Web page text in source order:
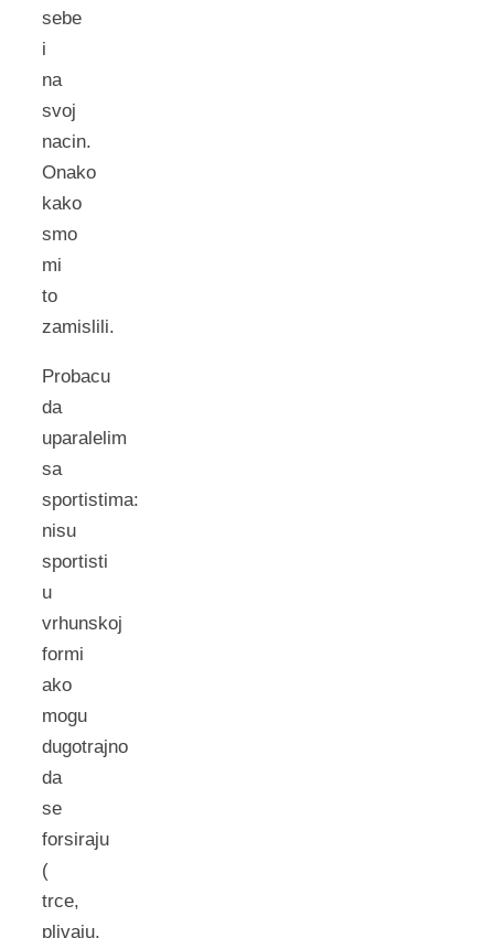
sebe
i
na
svoj
nacin.
Onako
kako
smo
mi
to
zamislili.
Probacu
da
uparalelim
sa
sportistima:
nisu
sportisti
u
vrhunskoj
formi
ako
mogu
dugotrajno
da
se
forsiraju
(
trce,
plivaju,